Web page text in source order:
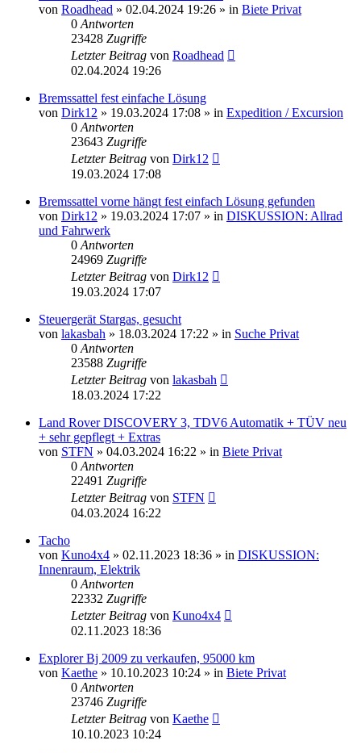
von Roadhead » 02.04.2024 19:26 » in Biete Privat
0 Antworten
23428 Zugriffe
Letzter Beitrag von Roadhead
02.04.2024 19:26
Bremssattel fest einfache Lösung
von Dirk12 » 19.03.2024 17:08 » in Expedition / Excursion
0 Antworten
23643 Zugriffe
Letzter Beitrag von Dirk12
19.03.2024 17:08
Bremssattel vorne hängt fest einfach Lösung gefunden
von Dirk12 » 19.03.2024 17:07 » in DISKUSSION: Allrad
und Fahrwerk
0 Antworten
24969 Zugriffe
Letzter Beitrag von Dirk12
19.03.2024 17:07
Steuergerät Stargas, gesucht
von lakasbah » 18.03.2024 17:22 » in Suche Privat
0 Antworten
23588 Zugriffe
Letzter Beitrag von lakasbah
18.03.2024 17:22
Land Rover DISCOVERY 3, TDV6 Automatik + TÜV neu
+ sehr gepflegt + Extras
von STFN » 04.03.2024 16:22 » in Biete Privat
0 Antworten
22491 Zugriffe
Letzter Beitrag von STFN
04.03.2024 16:22
Tacho
von Kuno4x4 » 02.11.2023 18:36 » in DISKUSSION:
Innenraum, Elektrik
0 Antworten
22332 Zugriffe
Letzter Beitrag von Kuno4x4
02.11.2023 18:36
Explorer Bj 2009 zu verkaufen, 95000 km
von Kaethe » 10.10.2023 10:24 » in Biete Privat
0 Antworten
23746 Zugriffe
Letzter Beitrag von Kaethe
10.10.2023 10:24